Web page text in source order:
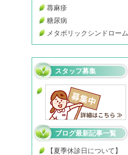
蕁麻疹
糖尿病
メタボリックシンドローム
スタッフ募集
ブログ最新記事一覧
【夏季休診日について】